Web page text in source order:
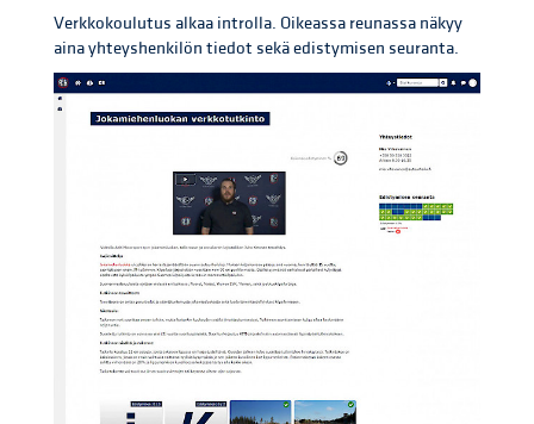
Verkkokoulutus alkaa introlla. Oikeassa reunassa näkyy
aina yhteyshenkilön tiedot sekä edistymisen seuranta.